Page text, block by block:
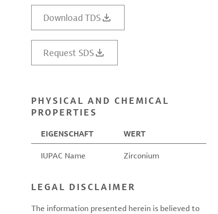
Download TDS
Request SDS
PHYSICAL AND CHEMICAL
PROPERTIES
EIGENSCHAFT WERT
IUPAC Name Zirconium
LEGAL DISCLAIMER
The information presented herein is believed to